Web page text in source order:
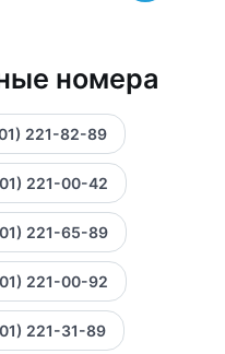
номера
221-82-89
221-00-42
221-65-89
221-00-92
221-31-89